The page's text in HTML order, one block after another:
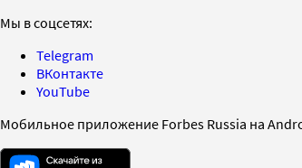
Мы в соцсетях:
Telegram
ВКонтакте
YouTube
Мобильное приложение Forbes Russia на